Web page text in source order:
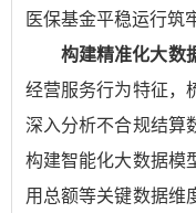
医保基金平稳运行筑
构建精准化大数
经营服务行为特征，
深入分析不合规结算
构建智能化大数据模
用总额等关键数据维